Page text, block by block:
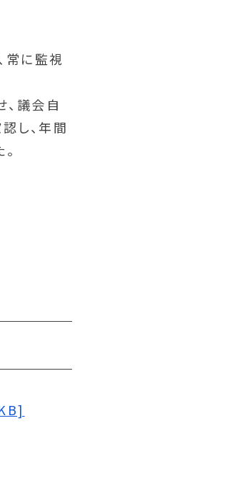
常に監視
、議会自
し、年間